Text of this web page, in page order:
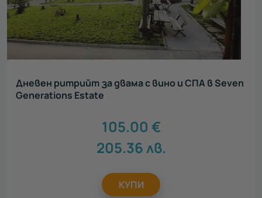
Дневен ритрийт за двама с вино и СПА в Seven
Generations Estate
105.00 €
205.36лв.
КУПИ